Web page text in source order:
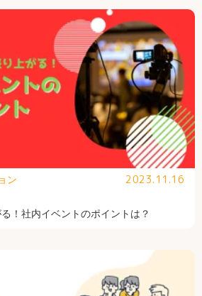
！社内イベントのポイントは？
ン
2023.11.16